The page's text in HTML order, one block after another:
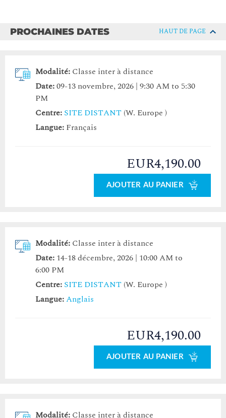
PROCHAINES DATES HAUT DE PAGE
Modalité: Classe inter à distance
Date:09-13 novembre, 2026 | 9:30 AM to 5:30
PM
Centre: SITE DISTANT (W. Europe )
Langue: Français
EUR4,190.00
AJOUTER AU PANIER
Modalité: Classe inter à distance
Date: 14-18 décembre, 2026 | 10:00 AM to
6:00 PM
Centre: SITE DISTANT (W. Europe )
Langue:Anglais
EUR4,190.00
AJOUTER AU PANIER
Modalité: Classe inter à distance